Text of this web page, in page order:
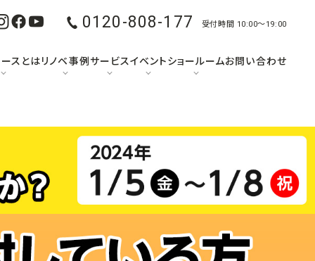
0120-808-177 受付時間 10:00〜19:00
ースとはリノベ事例サービスイベントショールームお問い合わせ